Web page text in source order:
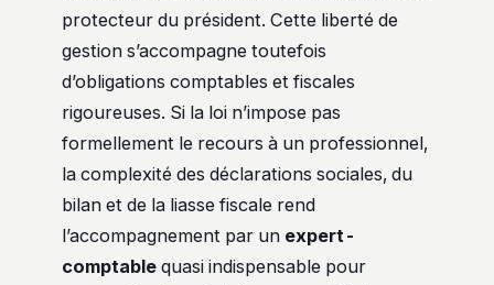
protecteur du président. Cette liberté de
gestion s’accompagne toutefois
d’obligations comptables et fiscales
rigoureuses. Si la loi n’impose pas
formellement le recours à un professionnel,
la complexité des déclarations sociales, du
bilan et de la liasse fiscale rend
l’accompagnement par un expert-
comptable quasi indispensable pour